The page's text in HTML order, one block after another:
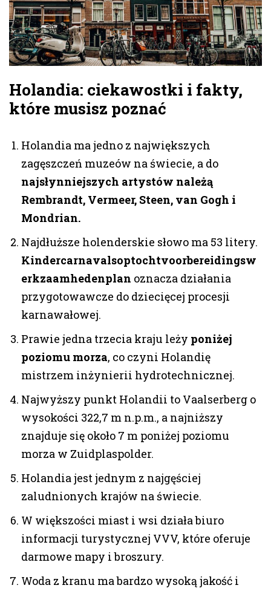
Holandia: ciekawostki i fakty,
które musisz poznać
Holandia ma jedno z największych
zagęszczeń muzeów na świecie, a do
najsłynniejszych artystów należą
Rembrandt, Vermeer, Steen, van Gogh i
Mondrian.
Najdłuższe holenderskie słowo ma 53 litery.
Kindercarnavalsoptochtvoorbereidingsw
erkzaamhedenplan oznacza działania
przygotowawcze do dziecięcej procesji
karnawałowej.
Prawie jedna trzecia kraju leży poniżej
poziomu morza, co czyni Holandię
mistrzem inżynierii hydrotechnicznej.
Najwyższy punkt Holandii to Vaalserberg o
wysokości 322,7 m n.p.m., a najniższy
znajduje się około 7 m poniżej poziomu
morza w Zuidplaspolder.
Holandia jest jednym z najgęściej
zaludnionych krajów na świecie.
W większości miast i wsi działa biuro
informacji turystycznej VVV, które oferuje
darmowe mapy i broszury.
Woda z kranu ma bardzo wysoką jakość i